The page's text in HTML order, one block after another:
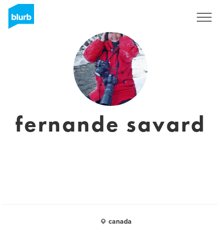
fernande savard
canada